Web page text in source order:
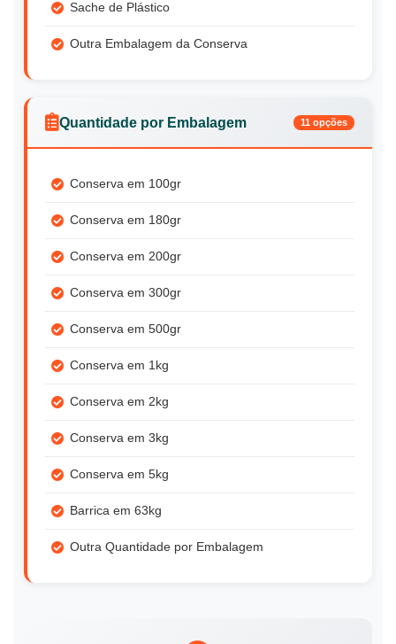
Sache de Plástico
Outra Embalagem da Conserva
Quantidade por Embalagem 11 opções
Conserva em 100gr
Conserva em 180gr
Conserva em 200gr
Conserva em 300gr
Conserva em 500gr
Conserva em 1kg
Conserva em 2kg
Conserva em 3kg
Conserva em 5kg
Barrica em 63kg
Outra Quantidade por Embalagem